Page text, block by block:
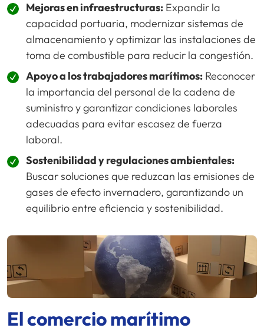
Mejoras en infraestructuras: Expandir la
capacidad portuaria, modernizar sistemas de
almacenamiento y optimizar las instalaciones de
toma de combustible para reducir la congestión.
Apoyo a los trabajadores marítimos: Reconocer
la importancia del personal de la cadena de
suministro y garantizar condiciones laborales
adecuadas para evitar escasez de fuerza
laboral.
Sostenibilidad y regulaciones ambientales:
Buscar soluciones que reduzcan las emisiones de
gases de efecto invernadero, garantizando un
equilibrio entre eficiencia y sostenibilidad.
El comercio marítimo